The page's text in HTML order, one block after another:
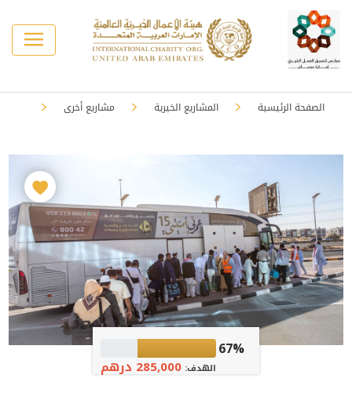
الصفحة الرئيسية المشاريع الخيرية مشاريع أخرى
67%
الهدف:285,000 درهم